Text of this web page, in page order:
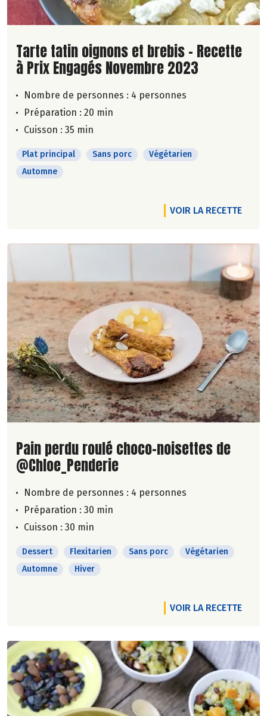
Lire la suite de la recette
Tarte tatin oignons et brebis - Recette
à Prix Engagés Novembre 2023
Nombre de personnes : 4 personnes
Préparation : 20 min
Cuisson : 35 min
Plat principal Sans porc
Végétarien
Automne
VOIR LA RECETTE
Lire la suite de la recette
Pain perdu roulé choco-noisettes de
@Chloe_Penderie
Nombre de personnes : 4 personnes
Préparation : 30 min
Cuisson : 30 min
Dessert Flexitarien Sans porc
Végétarien
Automne
Hiver
VOIR LA RECETTE